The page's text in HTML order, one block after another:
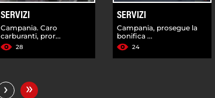
SERVIZI
Campania. Caro
carburanti, pror...
28
SERVIZI
Campania, prosegue la
bonifica ...
24
› »